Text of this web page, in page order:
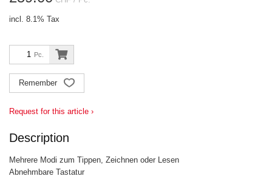
incl. 8.1% Tax
Pc.
Remember
Request for this article ›
Description
Mehrere Modi zum Tippen, Zeichnen oder Lesen
Abnehmbare Tastatur